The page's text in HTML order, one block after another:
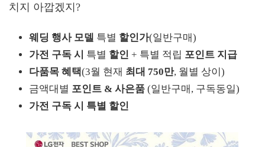
치지 아깝겠지?
웨딩 행사 모델 특별 할인가(일반구매)
가전 구독 시 특별 할인 + 특별 적립 포인트 지급
다품목 혜택(3월 현재 최대 750만, 월별 상이)
금액대별 포인트 & 사은품 (일반구매, 구독동일)
가전 구독 시 특별 할인